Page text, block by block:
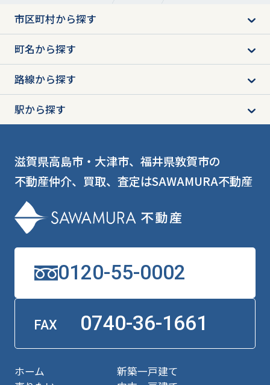
市区町村から探す
町名から探す
路線から探す
駅から探す
滋賀県高島市・大津市、福井県敦賀市の
不動産仲介、買取、査定はSAWAMURA不動産
0120-55-0002
FAX 0740-36-1661
ホーム
新築一戸建て